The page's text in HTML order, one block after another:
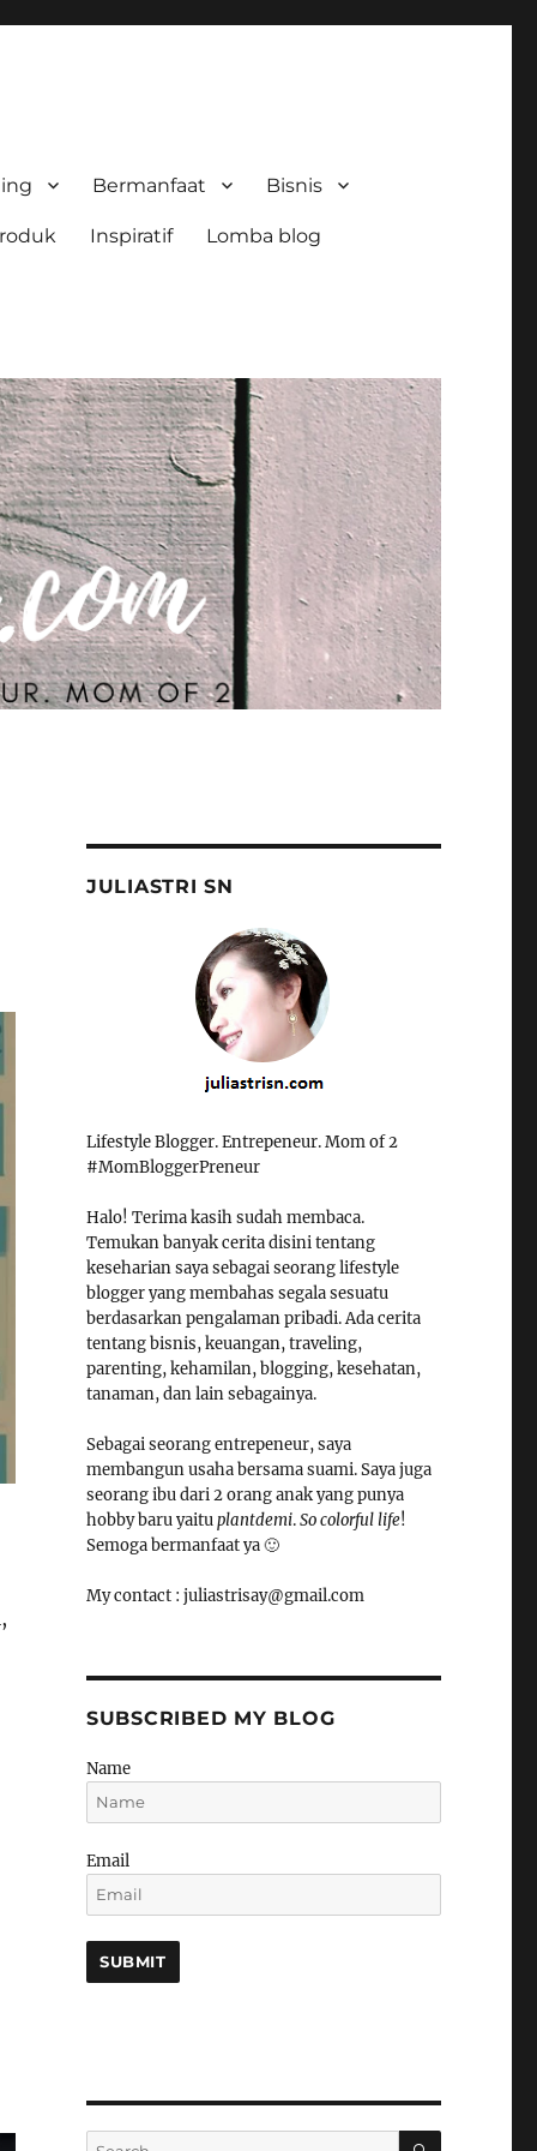
Bermanfaat Bisnis
Inspiratif Lomba blog
JULIASTRI SN
Lifestyle Blogger. Entrepeneur. Mom of 2
#MomBloggerPreneur
Halo! Terima kasih sudah membaca.
Temukan banyak cerita disini tentang
keseharian saya sebagai seorang lifestyle
blogger yang membahas segala sesuatu
berdasarkan pengalaman pribadi. Ada cerita
tentang bisnis, keuangan, traveling,
parenting, kehamilan, blogging, kesehatan,
tanaman, dan lain sebagainya.
Sebagai seorang entrepeneur, saya
membangun usaha bersama suami. Saya juga
seorang ibu dari 2 orang anak yang punya
hobby baru yaituplantdemi.So colorful life!
Semoga bermanfaat ya 🙂
My contact : juliastrisay@gmail.com
SUBSCRIBED MY BLOG
Name
Email
Search SEARCH